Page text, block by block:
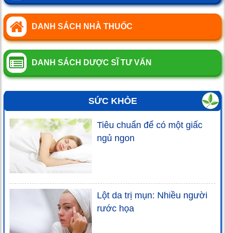
DANH SÁCH NHÀ THUỐC
DANH SÁCH DƯỢC SĨ TƯ VẤN
SỨC KHỎE
Tiêu chuẩn để có một giấc
ngủ ngon
Lột da trị mụn: Nhiều người
rước họa